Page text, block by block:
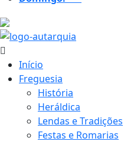
Início
Freguesia
História
Heráldica
Lendas e Tradições
Festas e Romarias